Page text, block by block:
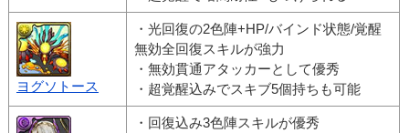
ヨグソトース
・光回復の2色陣+HP/バインド状態/覚醒
無効全回復スキルが強力
・無効貫通アタッカーとして優秀
・超覚醒込みでスキブ5個持ちも可能
・回復込み3色陣スキルが優秀